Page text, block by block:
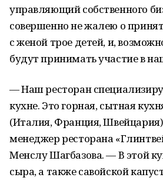
управляющий собственного
совершенно не жалею о
с женой трое детей, и,
будут принимать участие в
— Наш ресторан
кухне. Это горная, сытная
(Италия, Франция,
менеджер ресторана
Менслу Шагбазова. — В этой
сыра, а также савойской